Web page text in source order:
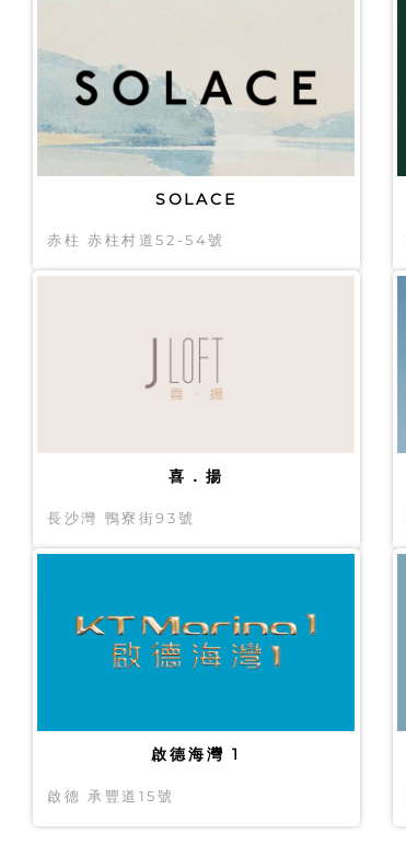
SOLACE
赤柱 赤柱村道52-54號
喜．揚
長沙灣 鴨寮街93號
啟德海灣 1
啟德 承豐道15號